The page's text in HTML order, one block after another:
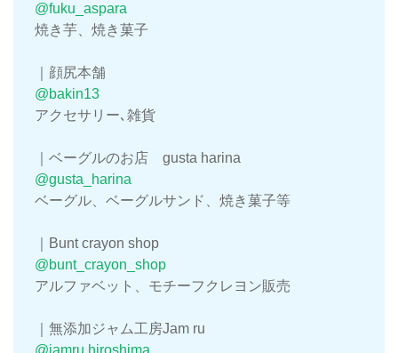
@fuku_aspara
焼き芋、焼き菓子
｜顔尻本舗
@bakin13
アクセサリー､雑貨
｜ベーグルのお店 gusta harina
@gusta_harina
ベーグル、ベーグルサンド、焼き菓子等
｜Bunt crayon shop
@bunt_crayon_shop
アルファベット、モチーフクレヨン販売
｜無添加ジャム工房Jam ru